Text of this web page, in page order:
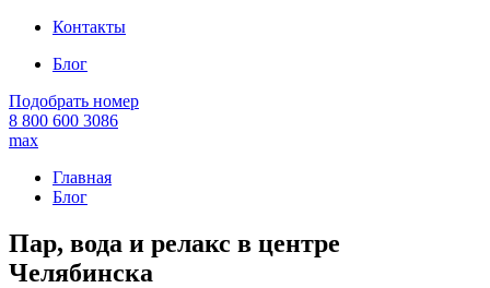
Контакты
Блог
Подобрать номер
8 800 600 3086
max
Главная
Блог
Пар, вода и релакс в центре
Челябинска